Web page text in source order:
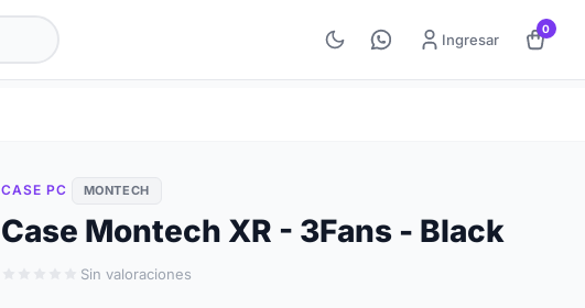
Ingresar
0
CASE PC MONTECH
Case Montech XR - 3Fans - Black
Sin valoraciones